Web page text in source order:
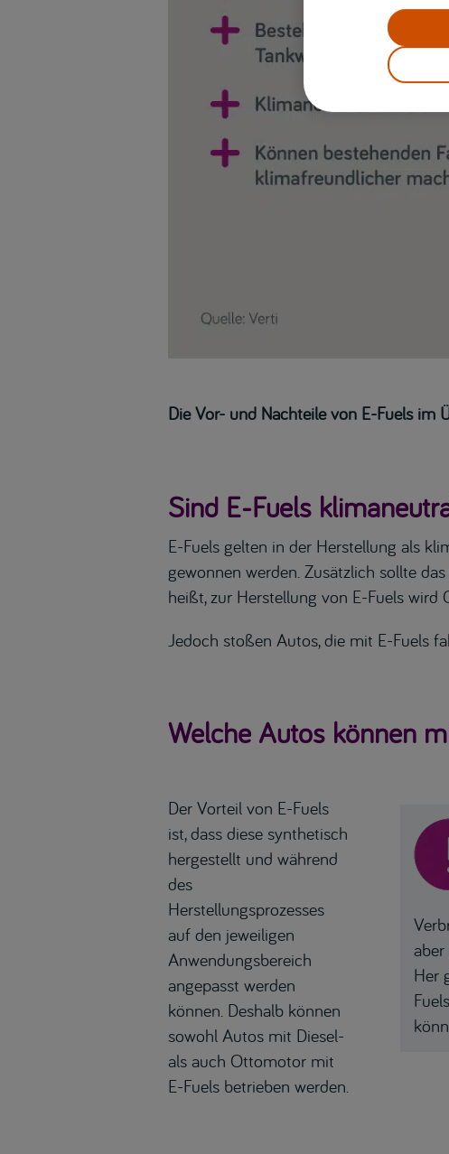
Die Vor- und Nachteile von E-Fuels im
Sind E-Fuels
E-Fuels gelten in der Herstellung als
gewonnen werden. Zusätzlich sollte
heißt, zur Herstellung von E-Fuels wird
Jedoch stoßen Autos, die mit E-Fuels
Welche Autos können
Der Vorteil von E-Fuels
ist, dass diese synthetisch
hergestellt und während
des
Herstellungsprozesses
auf den jeweiligen
Anwendungsbereich
angepasst werden
können. Deshalb können
sowohl Autos mit Diesel-
als auch Ottomotor mit
E-Fuels betrieben werden.
Her